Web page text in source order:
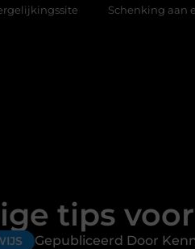
aan een goed doel:
tips
Gepubliceerd Door